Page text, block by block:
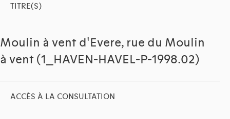
TITRE(S)
Moulin à vent d'Evere, rue du Moulin
à vent (1_HAVEN-HAVEL-P-1998.02)
ACCÈS À LA CONSULTATION